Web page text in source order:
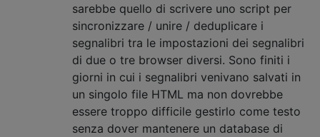
sarebbe quello di scrivere uno script per
sincronizzare / unire / deduplicare i
segnalibri tra le impostazioni dei segnalibri
di due o tre browser diversi. Sono finiti i
giorni in cui i segnalibri venivano salvati in
un singolo file HTML ma non dovrebbe
essere troppo difficile gestirlo come testo
senza dover mantenere un database di